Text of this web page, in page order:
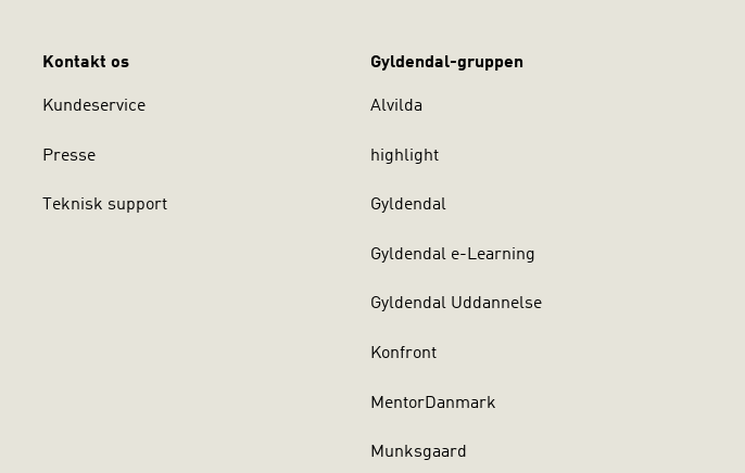
Kontakt os
Kundeservice
Presse
Teknisk support
Gyldendal-gruppen
Alvilda
highlight
Gyldendal
Gyldendal e-Learning
Gyldendal Uddannelse
Konfront
MentorDanmark
Munksgaard